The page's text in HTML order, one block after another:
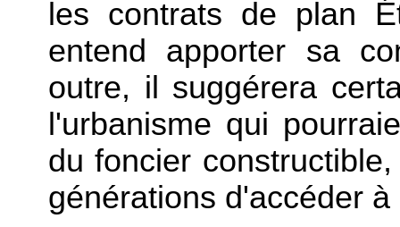
les contrats de plan
entend apporter sa
outre, il suggérera
l'urbanisme qui
du foncier
générations d'accéder